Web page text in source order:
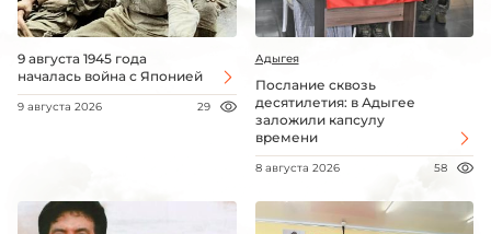
9 августа 1945 года
началась война с Японией
9 августа 2026 29
Адыгея
Послание сквозь
десятилетия: в Адыгее
заложили капсулу
времени
8 августа 2026 58